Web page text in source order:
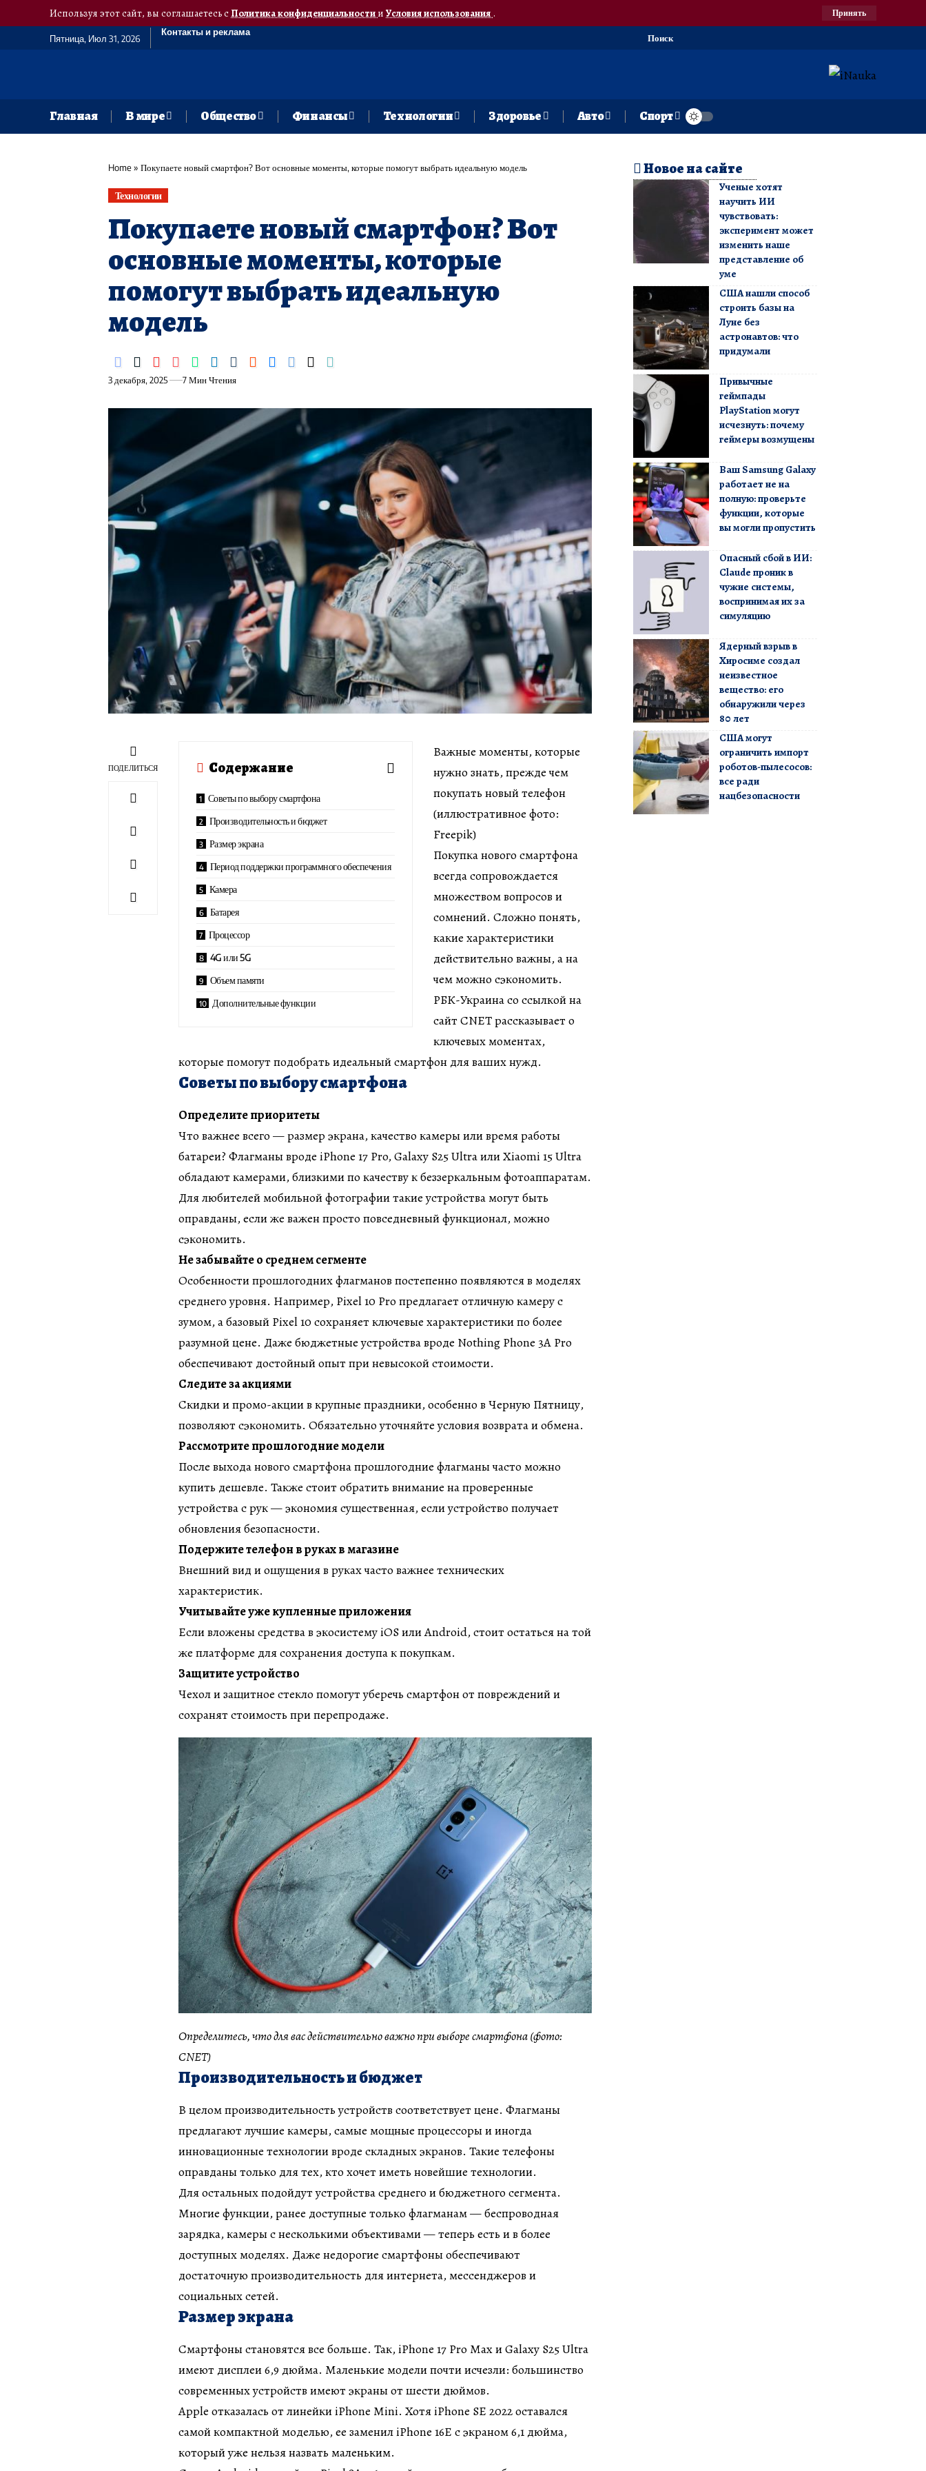
Используя этот сайт, вы соглашаетесь сПолитика конфиденциальностии Условия использования. Принять
Пятница, Июл 31, 2026
Контакты и реклама
Поиск
Главная В мире Общество Финансы Технологии Здоровье Авто Спорт
Home» Покупаете новый смартфон? Вот основные моменты, которые помогут выбрать идеальную модель
Технологии
Покупаете новый смартфон? Вот
основные моменты, которые
помогут выбрать идеальную
модель
3 декабря, 2025 7 Мин Чтения
ПОДЕЛИТЬСЯ Содержание
Советы по выбору смартфона
Производительность и бюджет
Размер экрана
Период поддержки программного обеспечения
Камера
Батарея
Процессор
4G или 5G
Объем памяти
Дополнительные функции
Важные моменты, которые
нужно знать, прежде чем
покупать новый телефон
(иллюстративное фото:
Freepik)
Покупка нового смартфона
всегда сопровождается
множеством вопросов и
сомнений. Сложно понять,
какие характеристики
действительно важны, а на
чем можно сэкономить.
РБК-Украина со ссылкой на
сайт CNET рассказывает о
ключевых моментах,
которые помогут подобрать идеальный смартфон для ваших нужд.
Советы по выбору смартфона
Определите приоритеты
Что важнее всего — размер экрана, качество камеры или время работы
батареи? Флагманы вроде iPhone 17 Pro, Galaxy S25 Ultra или Xiaomi 15 Ultra
обладают камерами, близкими по качеству к беззеркальным фотоаппаратам.
Для любителей мобильной фотографии такие устройства могут быть
оправданы, если же важен просто повседневный функционал, можно
сэкономить.
Не забывайте о среднем сегменте
Особенности прошлогодних флагманов постепенно появляются в моделях
среднего уровня. Например, Pixel 10 Pro предлагает отличную камеру с
зумом, а базовый Pixel 10 сохраняет ключевые характеристики по более
разумной цене. Даже бюджетные устройства вроде Nothing Phone 3A Pro
обеспечивают достойный опыт при невысокой стоимости.
Следите за акциями
Скидки и промо-акции в крупные праздники, особенно в Черную Пятницу,
позволяют сэкономить. Обязательно уточняйте условия возврата и обмена.
Рассмотрите прошлогодние модели
После выхода нового смартфона прошлогодние флагманы часто можно
купить дешевле. Также стоит обратить внимание на проверенные
устройства с рук — экономия существенная, если устройство получает
обновления безопасности.
Подержите телефон в руках в магазине
Внешний вид и ощущения в руках часто важнее технических
характеристик.
Учитывайте уже купленные приложения
Если вложены средства в экосистему iOS или Android, стоит остаться на той
же платформе для сохранения доступа к покупкам.
Защитите устройство
Чехол и защитное стекло помогут уберечь смартфон от повреждений и
сохранят стоимость при перепродаже.
Определитесь, что для вас действительно важно при выборе смартфона (фото:
CNET)
Производительность и бюджет
В целом производительность устройств соответствует цене. Флагманы
предлагают лучшие камеры, самые мощные процессоры и иногда
инновационные технологии вроде складных экранов. Такие телефоны
оправданы только для тех, кто хочет иметь новейшие технологии.
Для остальных подойдут устройства среднего и бюджетного сегмента.
Многие функции, ранее доступные только флагманам — беспроводная
зарядка, камеры с несколькими объективами — теперь есть и в более
доступных моделях. Даже недорогие смартфоны обеспечивают
достаточную производительность для интернета, мессенджеров и
социальных сетей.
Размер экрана
Смартфоны становятся все больше. Так, iPhone 17 Pro Max и Galaxy S25 Ultra
имеют дисплеи 6,9 дюйма. Маленькие модели почти исчезли: большинство
современных устройств имеют экраны от шести дюймов.
Apple отказалась от линейки iPhone Mini. Хотя iPhone SE 2022 оставался
самой компактной моделью, ее заменил iPhone 16E с экраном 6,1 дюйма,
который уже нельзя назвать маленьким.
Новое на сайте
Ученые хотят
научить ИИ
чувствовать:
эксперимент может
изменить наше
представление об
уме
США нашли способ
строить базы на
Луне без
астронавтов: что
придумали
Привычные
геймпады
PlayStation могут
исчезнуть: почему
геймеры возмущены
Ваш Samsung Galaxy
работает не на
полную: проверьте
функции, которые
вы могли пропустить
Опасный сбой в ИИ:
Claude проник в
чужие системы,
воспринимая их за
симуляцию
Ядерный взрыв в
Хиросиме создал
неизвестное
вещество: его
обнаружили через
80 лет
США могут
ограничить импорт
роботов-пылесосов:
все ради
нацбезопасности